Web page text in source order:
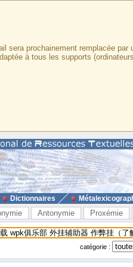
sera prochainement remplacée par
à tous les supports
Dictionnaires
Antonymie Proxémie
catégorie :